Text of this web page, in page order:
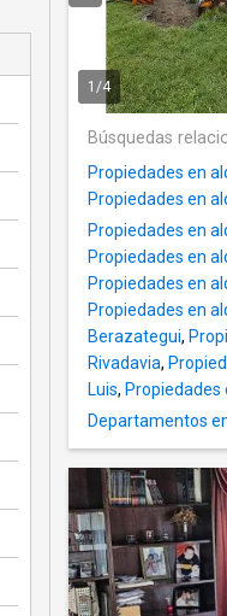
1 /4
Búsquedas
Propiedades en
Propiedades en
Propiedades en
Propiedades en
Propiedades en
Propiedades en
Berazategui,
Rivadavia,
Luis, Propiedades
Departamentos